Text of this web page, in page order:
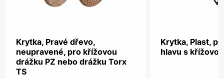
Krytka, Pravé dřevo,
neupravené, pro křížovou
drážku PZ nebo drážku Torx
TS
Krytka, Plast,
hlavu s